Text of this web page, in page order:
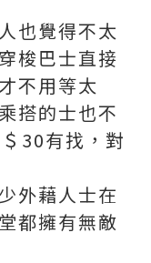
也覺得不太
梭巴士直接
不用等太
搭的士也不
30有找，對
外藉人士在
都擁有無敵